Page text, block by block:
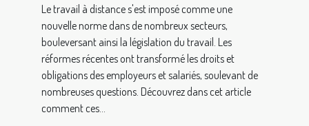
Le travail à distance s'est imposé comme une
nouvelle norme dans de nombreux secteurs,
bouleversant ainsi la législation du travail. Les
réformes récentes ont transformé les droits et
obligations des employeurs et salariés, soulevant de
nombreuses questions. Découvrez dans cet article
comment ces...